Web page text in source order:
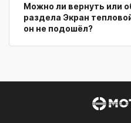
Можно ли вернуть или
раздела Экран
он не подошёл?